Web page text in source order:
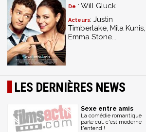
De : Will Gluck
Acteurs: Justin
Timberlake, Mila Kunis,
Emma Stone...
LES DERNIÈRES NEWS
Sexe entre amis
La comédie romantique
parle cul, c'est moderne
t'entend !